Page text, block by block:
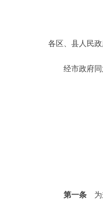
各区、县人民
经市政府同意
第一条 为